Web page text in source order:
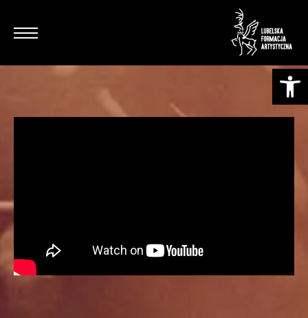
Otwórz pasek narzędzi